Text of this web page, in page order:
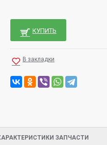
КУПИТЬ
В закладки
ЗАПЧАСТИ